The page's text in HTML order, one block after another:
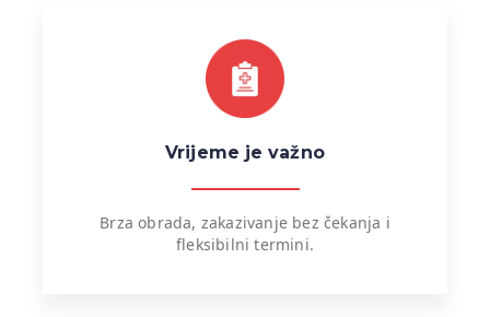
Vrijeme je važno
Brza obrada, zakazivanje bez čekanja i
fleksibilni termini.